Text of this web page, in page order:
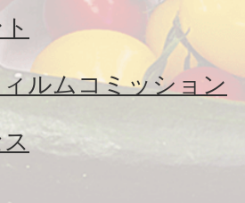
ルムコミッション